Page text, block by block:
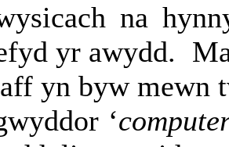
na
yr awydd.
yn byw mewn
‘